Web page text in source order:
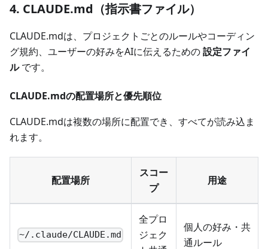
4. CLAUDE.md（指示書ファイル）
CLAUDE.mdは、プロジェクトごとのルールやコーディン
グ規約、ユーザーの好みをAIに伝えるための設定ファイ
ルです。
CLAUDE.mdの配置場所と優先順位
CLAUDE.mdは複数の場所に配置でき、すべてが読み込ま
れます。
配置場所
スコー
プ
用途
~/.claude/CLAUDE.md
全プロ
ジェク
個人の好み・共
通ルール